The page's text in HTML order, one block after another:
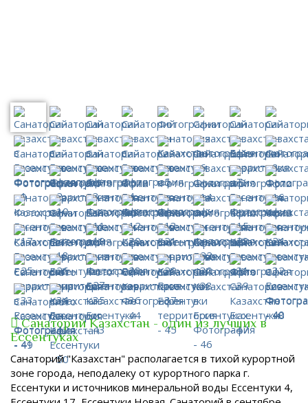
Санаторий Казахстан - один из лучших в
Ессентуках
Санаторий "Казахстан" располагается в тихой курортной
зоне города, неподалеку от курортного парка г.
Ессентуки и источников минеральной воды Ессентуки 4,